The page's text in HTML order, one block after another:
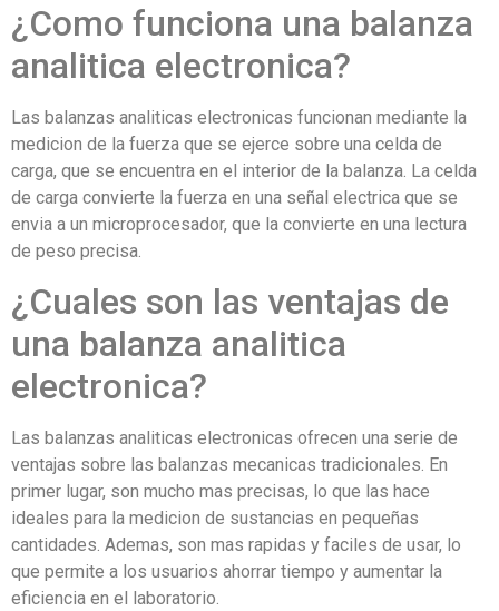
¿Como funciona una balanza
analitica electronica?
Las balanzas analiticas electronicas funcionan mediante la
medicion de la fuerza que se ejerce sobre una celda de
carga, que se encuentra en el interior de la balanza. La celda
de carga convierte la fuerza en una señal electrica que se
envia a un microprocesador, que la convierte en una lectura
de peso precisa.
¿Cuales son las ventajas de
una balanza analitica
electronica?
Las balanzas analiticas electronicas ofrecen una serie de
ventajas sobre las balanzas mecanicas tradicionales. En
primer lugar, son mucho mas precisas, lo que las hace
ideales para la medicion de sustancias en pequeñas
cantidades. Ademas, son mas rapidas y faciles de usar, lo
que permite a los usuarios ahorrar tiempo y aumentar la
eficiencia en el laboratorio.